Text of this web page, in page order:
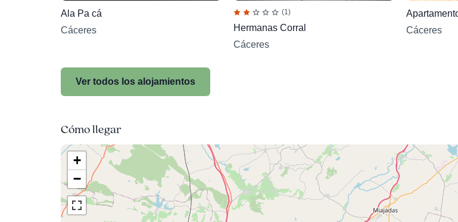
Ala Pa cá
Cáceres
(1)
Hermanas Corral
Cáceres
Cáceres
Ver todos los alojamientos
Cómo llegar
+
−